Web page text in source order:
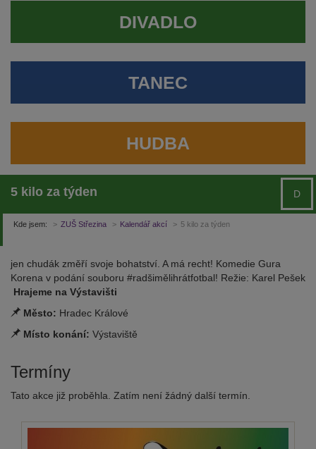
DIVADLO
TANEC
HUDBA
5 kilo za týden D
Kde jsem: ZUŠ Střezina Kalendář akcí 5 kilo za týden
jen chudák změří svoje bohatství. A má recht! Komedie Gura
Korena v podání souboru #radšimělihrátfotbal! Režie: Karel Pešek
Hrajeme na Výstavišti
Město: Hradec Králové
Místo konání: Výstaviště
Termíny
Tato akce již proběhla. Zatím není žádný další termín.